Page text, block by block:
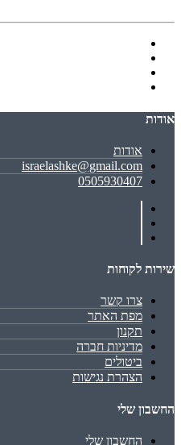
אודות
אודות
israelashke@gmail.com
0505930407
שירות לקוחות
צרו קשר
מפת האתר
תקנון
מדיניות חברה
ביטולים
הצהרת נגישות
החשבון שלי
החשבון שלי